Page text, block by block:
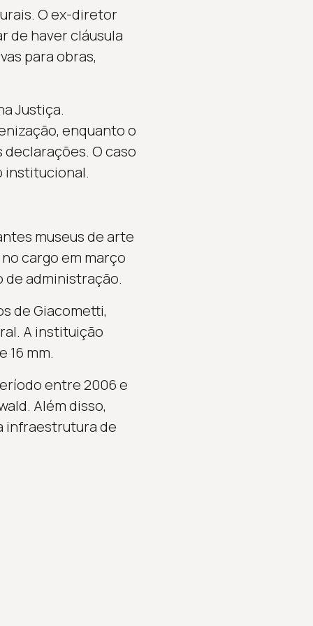
O ex-diretor
de haver cláusula
para obras,
Justiça.
enquanto o
O caso
institucional.
museus de arte
cargo em março
de administração.
de Giacometti,
A instituição
16 mm.
entre 2006 e
Além disso,
infraestrutura de